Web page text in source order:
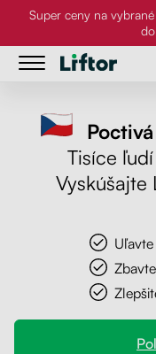
Super ceny na vybrané
Kancelárske
Stolové
Pracovné stoly
Klasické stoly
Stoličky
Stolové dosky
Príslušenstvo
Stoličky
Držiaky na PC
Referencie
Galéria
Tisíce
Vyskúšajte